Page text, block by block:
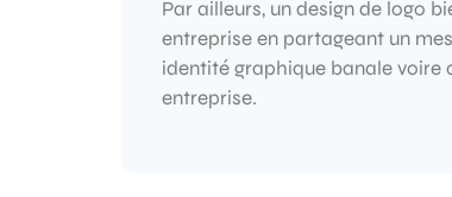
Par ailleurs, un design de logo
entreprise en partageant un
identité graphique banale voire
entreprise.